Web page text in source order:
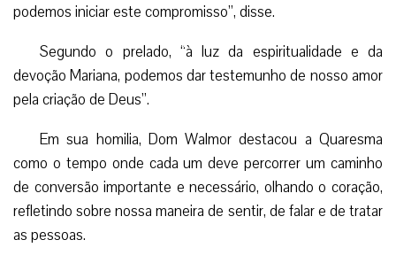
podemos iniciar este compromisso”, disse.
Segundo o prelado, “à luz da espiritualidade e da
devoção Mariana, podemos dar testemunho de nosso amor
pela criação de Deus”.
Em sua homilia, Dom Walmor destacou a Quaresma
como o tempo onde cada um deve percorrer um caminho
de conversão importante e necessário, olhando o coração,
refletindo sobre nossa maneira de sentir, de falar e de tratar
as pessoas.